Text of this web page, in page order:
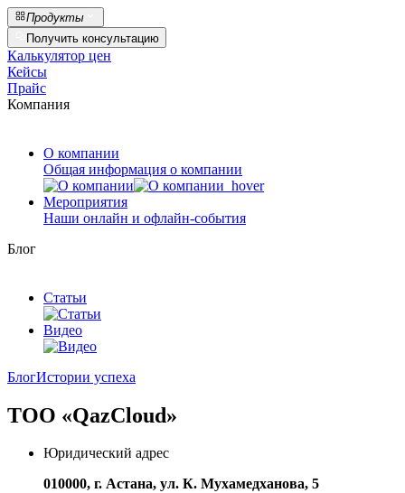
Продукты
Получить консультацию
Калькулятор цен
Кейсы
Прайс
Компания
О компании
Общая информация о компании
Мероприятия
Наши онлайн и офлайн-события
Блог
Статьи
Видео
БлогИстории успеха
ТОО «QazCloud»
Юридический адрес
010000, г. Астана, ул. К. Мухамедханова, 5